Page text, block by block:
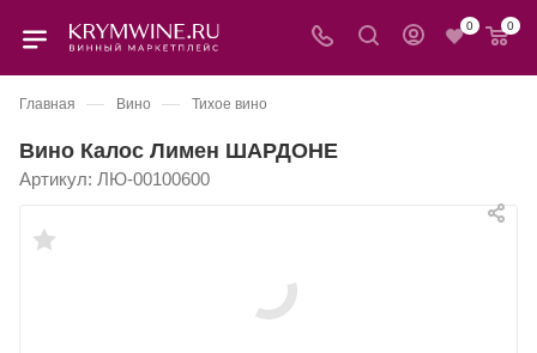
0 0
Главная — Вино — Тихое вино
Вино Калос Лимен ШАРДОНЕ
Артикул: ЛЮ-00100600